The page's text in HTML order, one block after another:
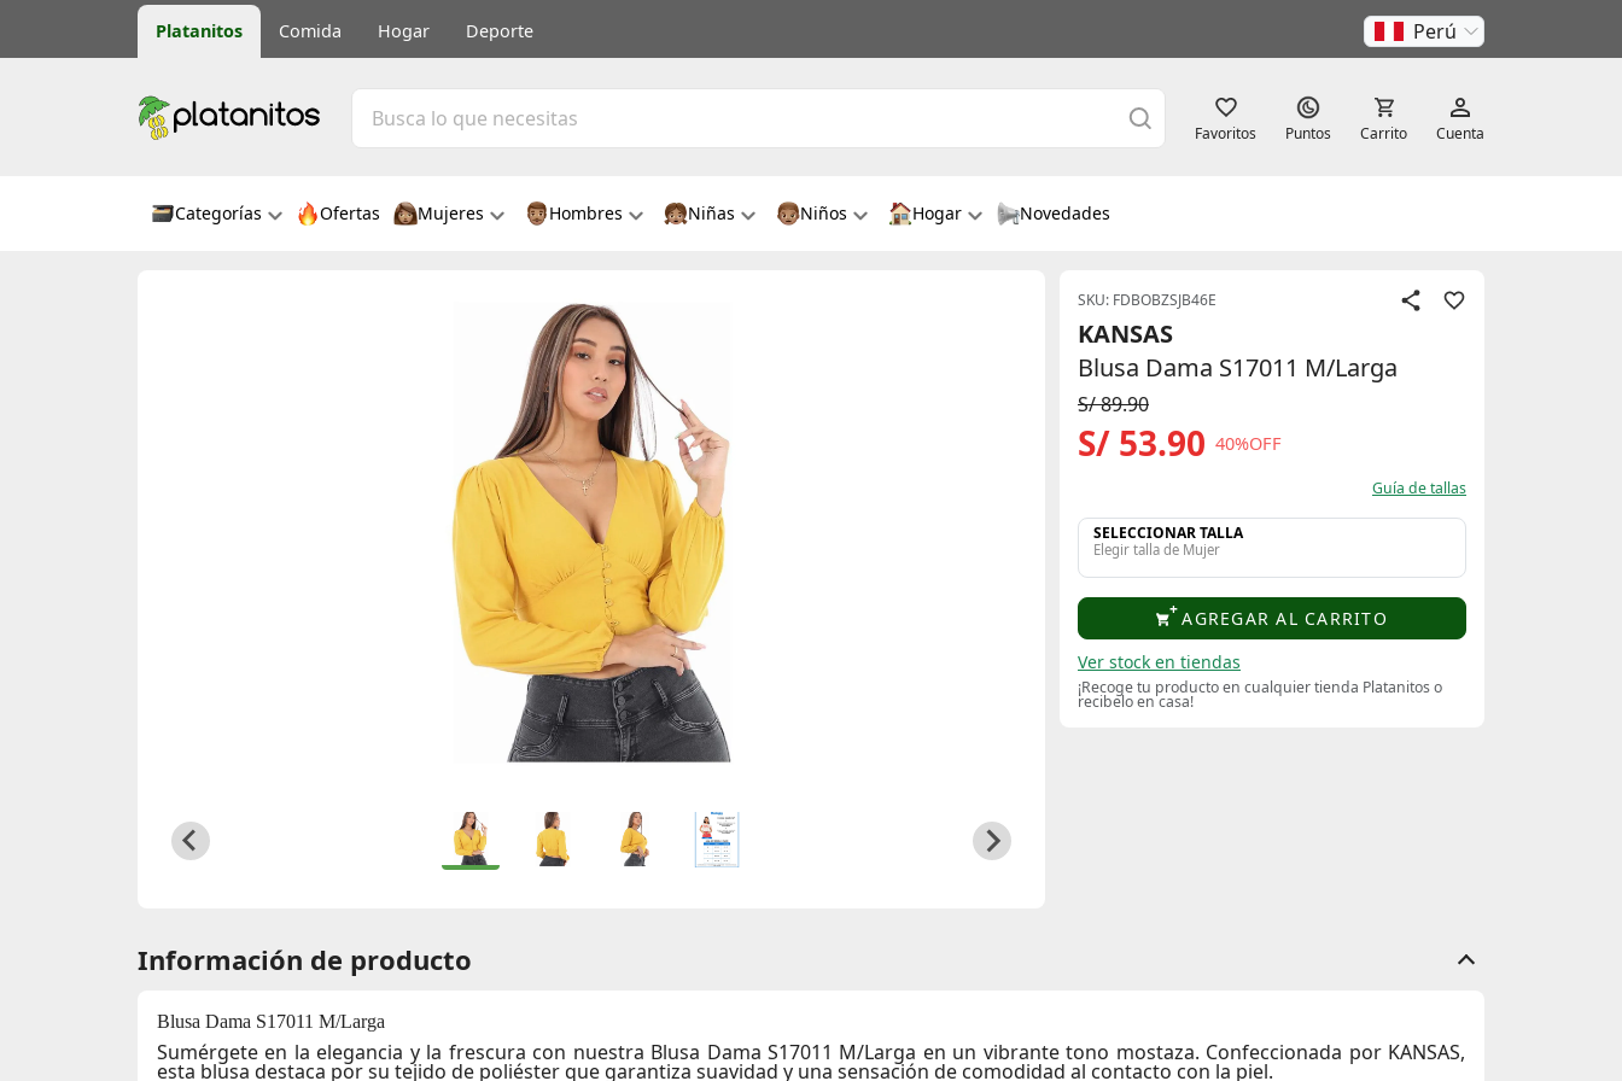
Platanitos Comida Hogar Deporte Perú
Favoritos Puntos Carrito Cuenta
Categorías Ofertas Mujeres Hombres Niñas Niños Hogar Novedades
SKU: FDBOBZSJB46E
KANSAS
Blusa Dama S17011 M/Larga
S/ 89.90
S/ 53.90 40%OFF
Guía de tallas
SELECCIONAR TALLA
Elegir talla de Mujer
AGREGAR AL CARRITO
Ver stock en tiendas
¡Recoge tu producto en cualquier tienda Platanitos o
recibelo en casa!
Información de producto
Blusa Dama S17011 M/Larga
Sumérgete en la elegancia y la frescura con nuestra Blusa Dama S17011 M/Larga en un vibrante tono mostaza. Confeccionada por KANSAS,
esta blusa destaca por su tejido de poliéster que garantiza suavidad y una sensación de comodidad al contacto con la piel.